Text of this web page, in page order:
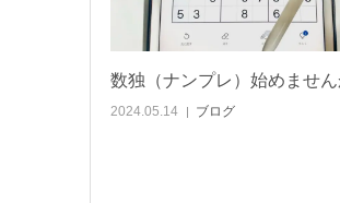
数独（ナンプレ）始めません
2024.05.14 ブログ